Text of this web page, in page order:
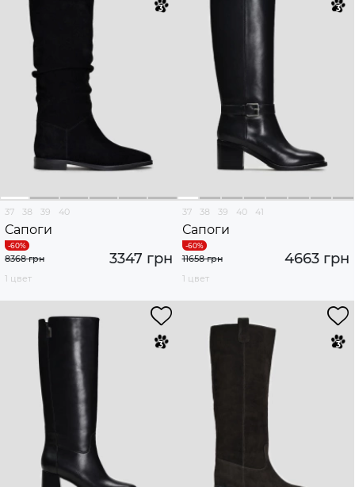
37 38 39 40
Сапоги
3347 грн
8368 грн
1 цвет
37 38 39 40 41
Сапоги
4663 грн
11658 грн
1 цвет